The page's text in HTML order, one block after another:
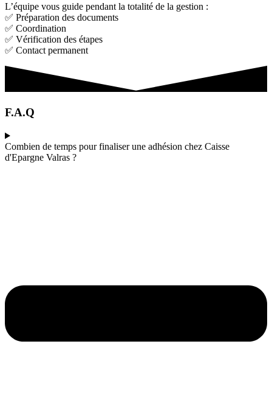
L’équipe vous guide pendant la totalité de la gestion :
✅ Préparation des documents
✅ Coordination
✅ Vérification des étapes
✅ Contact permanent
F.A.Q
Combien de temps pour finaliser une adhésion chez Caisse
d'Epargne Valras ?